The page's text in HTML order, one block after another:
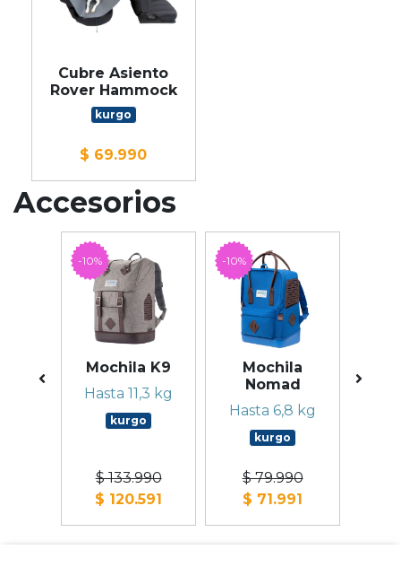
Cubre Asiento
Rover Hammock
kurgo
$ 69.990
Accesorios
-10%
Mochila K9
Hasta 11,3 kg
kurgo
$ 133.990
$ 120.591
-10%
Mochila
Nomad
Hasta 6,8 kg
kurgo
$ 79.990
$ 71.991